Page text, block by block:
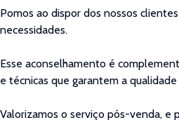
Pomos ao dispor dos nossos
necessidades.
Esse aconselhamento é
e técnicas que garantem a
Valorizamos o serviço pós-venda, e